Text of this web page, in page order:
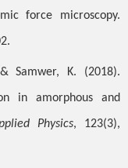
force microscopy.
Samwer, K. (2018).
in amorphous and
Physics, 123(3),